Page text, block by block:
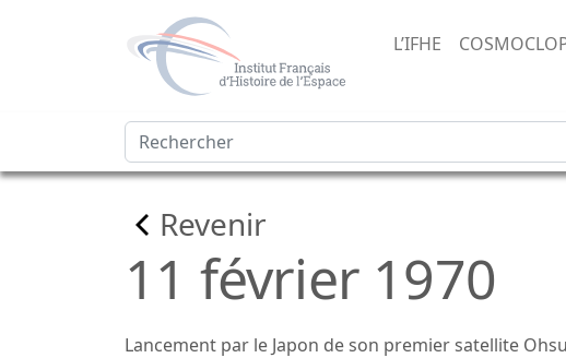
L’IFHE
Revenir
11 février 1970
Lancement par le Japon de son premier satellite